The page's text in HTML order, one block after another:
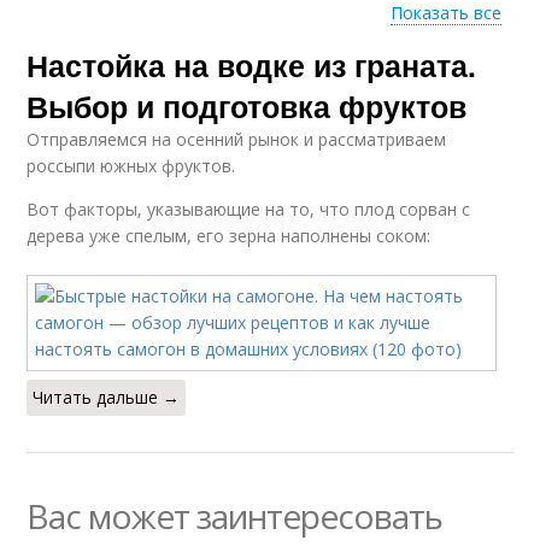
Водка с ананасовым
соком
Яблочный сок
Настойки на водке Кремлевская водка
Настоящий водка
Водки в домашних
Показать все
Настойка на водке из граната.
Выбор и подготовка фруктов
Отправляемся на осенний рынок и рассматриваем
россыпи южных фруктов.
Вот факторы, указывающие на то, что плод сорван с
дерева уже спелым, его зерна наполнены соком:
Читать дальше →
Вас может заинтересовать